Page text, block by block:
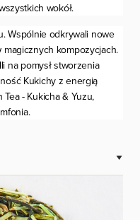
wokół.
Wspólnie odkrywali nowe
magicznych kompozycjach.
na pomysł stworzenia
Kukichy z energią
- Kukicha & Yuzu,
70-80°C i parz przez